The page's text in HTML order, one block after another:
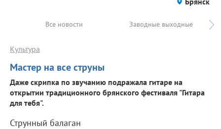
Все новости Заводные выходные
Мастер на все струны
Культура
Даже скрипка по звучанию подражала гитаре на
открытии традиционного брянского фестиваля "Гитара
для тебя".
Струнный балаган